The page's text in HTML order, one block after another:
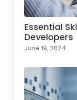
Essential
Developers
June 19, 2024